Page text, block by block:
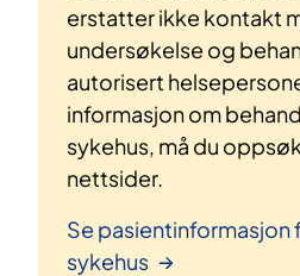
erstatter ikke kontakt
undersøkelse og
autorisert
informasjon om
sykehus, må du
nettsider.
Se pasientinformasjon
sykehus